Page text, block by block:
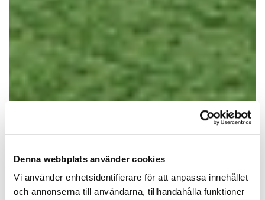
Denna webbplats använder cookies
Vi använder enhetsidentifierare för att anpassa innehållet
och annonserna till användarna, tillhandahålla funktioner